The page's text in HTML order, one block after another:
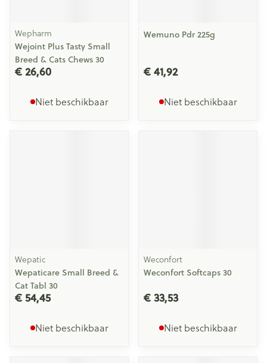
Wepharm
Wejoint Plus Tasty Small
Breed & Cats Chews 30
€ 26,60
Niet beschikbaar
Wemuno Pdr 225g
€ 41,92
Niet beschikbaar
Wepatic
Wepaticare Small Breed &
Cat Tabl 30
€ 54,45
Niet beschikbaar
Weconfort
Weconfort Softcaps 30
€ 33,53
Niet beschikbaar